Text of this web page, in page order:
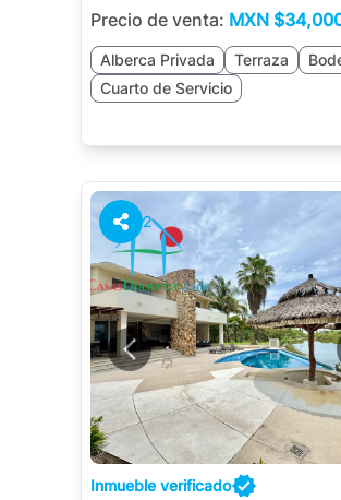
Precio de venta: MXN
Alberca Privada Terraza
Cuarto de Servicio
2
Inmueble verificado